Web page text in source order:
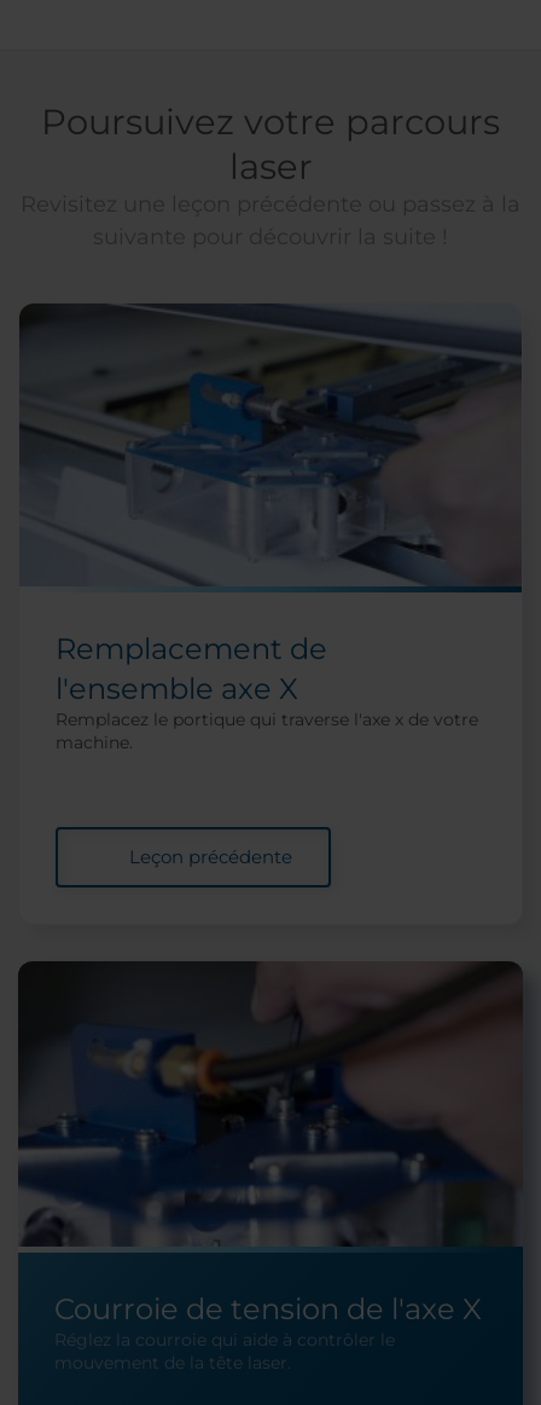
Poursuivez votre parcours
laser
Remplacement de
l'ensemble axe X
Remplacez le portique qui traverse l'axe x de votre
machine.
Leçon précédente
Courroie de tension de l'axe X
Réglez la courroie qui aide à contrôler le
mouvement de la tête laser.